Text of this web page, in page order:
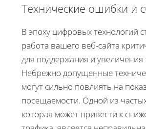
Технические ошибки и
В эпоху цифровых технологий
работа вашего веб-сайта
для поддержания и увеличения
Небрежно допущенные
могут сильно повлиять на
посещаемости. Одной из
которая может привести к